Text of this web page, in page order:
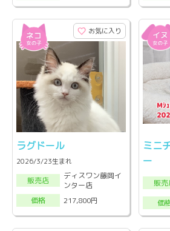
お気に入り
ラグドール
2026/3/23生まれ
販売店
ディスワン藤岡イ
ンター店
価格
217,800円
ミニ
ー
販売
価